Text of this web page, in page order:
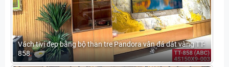
Vách tivi đẹp bằng bộ than tre Pandora vân đá dát vàng TT-
858